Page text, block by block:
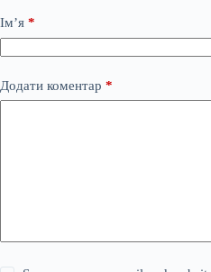
Ім’я *
Додати коментар *